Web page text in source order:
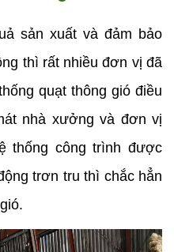
sản xuất và đảm bảo
thì rất nhiều đơn vị đã
quạt thông gió điều
nhà xưởng và đơn vị
thống công trình được
trơn tru thì chắc hẳn